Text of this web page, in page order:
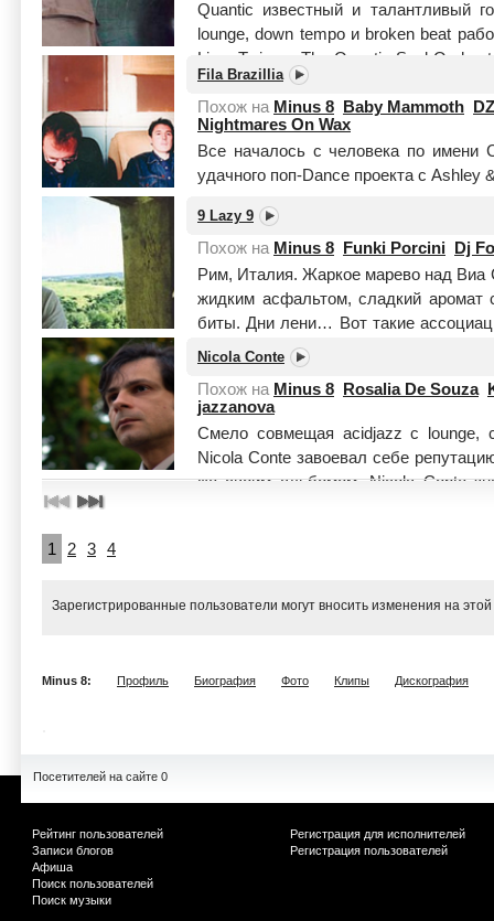
Quantic известный и талантливый
lounge, down tempo и broken beat
Limp Twins и The Quantic Soul
го...Читать целиком
Fila Brazillia
Похож на Minus 8 Baby Mammoth
Nightmares On Wax
Все началось с человека по имени
удачного поп-Dance проекта с Ashley
целиком
9 Lazy 9
Похож на Minus 8 Funki Porcini
Dj
Рим, Италия. Жаркое марево над Виа
жидким асфальтом, сладкий аромат
биты. Дни лени… Вот такие
Читать целиком
Nicola Conte
Похож на Minus 8 Rosalia De Souza
jazzanova
Смело совмещая aсidjazz c lounge,
Nicola Conte завоевал себе
же своим альбомом. Nicola Conte
1 2 3 4
Зарегистрированные пользователи могут вносить изменения на
Minus 8: Профиль Биография Фото Клипы Дискография
Посетителей на сайте 0
Рейтинг пользователей
Записи блогов
Афиша
Поиск пользователей
Поиск музыки
Регистрация для исполнителей
Регистрация пользователей